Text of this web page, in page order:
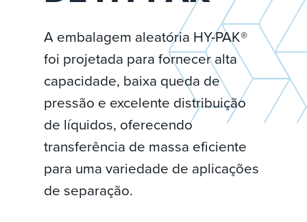
A embalagem aleatória HY-PAK®
foi projetada para fornecer alta
capacidade, baixa queda de
pressão e excelente distribuição
de líquidos, oferecendo
transferência de massa eficiente
para uma variedade de aplicações
de separação.